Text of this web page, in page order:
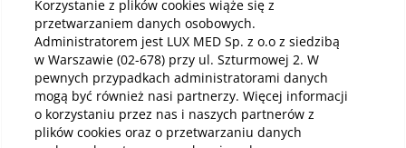
Korzystanie z plików cookies wiąże się z
przetwarzaniem danych osobowych.
Administratorem jest LUX MED Sp. z o.o z siedzibą
w Warszawie (02-678) przy ul. Szturmowej 2. W
pewnych przypadkach administratorami danych
mogą być również nasi partnerzy. Więcej informacji
o korzystaniu przez nas i naszych partnerów z
plików cookies oraz o przetwarzaniu danych